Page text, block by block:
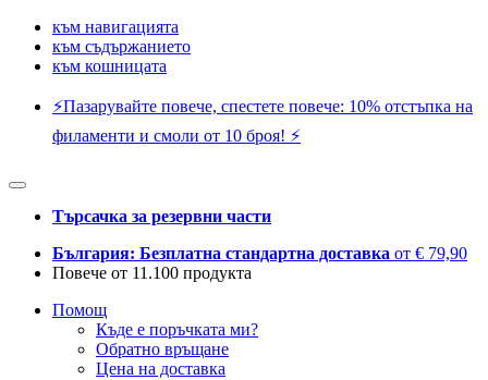
към навигацията
към съдържанието
към кошницата
⚡️Пазарувайте повече, спестете повече: 10% отстъпка на
филаменти и смоли от 10 броя! ⚡️
Търсачка за резервни части
България: Безплатна стандартна доставка от € 79,90
Повече от 11.100 продукта
Помощ
Къде е поръчката ми?
Обратно връщане
Цена на доставка